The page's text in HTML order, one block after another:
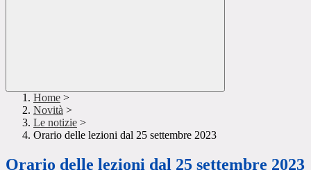
Home >
Novità >
Le notizie >
Orario delle lezioni dal 25 settembre 2023
Orario delle lezioni dal 25 settembre 2023